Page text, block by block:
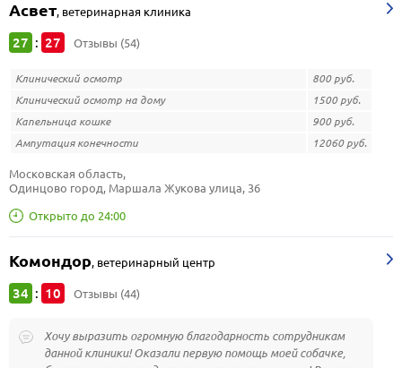
Асвет, ветеринарная клиника
27 : 27 Отзывы (54)
Клинический осмотр
800 руб.
Клинический осмотр на дому
1500 руб.
Капельница кошке
900 руб.
Ампутация конечности
12060 руб.
Открыто до 24:00
Московская область,
Одинцово город, Маршала Жукова улица, 36
Комондор, ветеринарный центр
34 : 10 Отзывы (44)
Хочу выразить огромную благодарность сотрудникам
данной клиники! Оказали первую помощь моей собачке,